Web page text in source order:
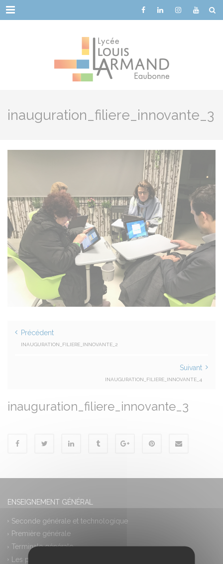
Menu
inauguration_filiere_innovante_3
Précédent
INAUGURATION_FILIERE_INNOVANTE_2
Suivant
INAUGURATION_FILIERE_INNOVANTE_4
inauguration_filiere_innovante_3
ENSEIGNEMENT GÉNÉRAL
Seconde générale et technologique
Première générale
Terminale générale
Les plus
Cookies management panel